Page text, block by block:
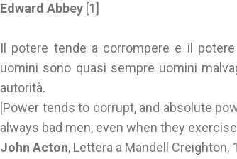
Edward Abbey [1]
Il potere tende a corrompere e il
uomini sono quasi sempre uomini
autorità.
[Power tends to corrupt, and absolute
always bad men, even when they
John Acton, Lettera a Mandell Creighton,